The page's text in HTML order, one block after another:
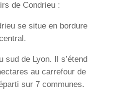
de Condrieu :
se situe en bordure
sud de Lyon. Il s’étend
au carrefour de
sur 7 communes.